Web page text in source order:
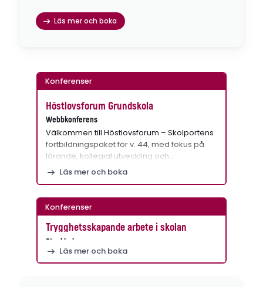
Läs mer och boka
Konferenser
Höstlovsforum Grundskola
Webbkonferens
Välkommen till Höstlovsforum – Skolportens
fortbildningspaket för v. 44, med fokus på
lärande, kollegial utveckling och…
Läs mer och boka
Konferenser
Trygghetsskapande arbete i skolan
Stockholm
Läs mer och boka